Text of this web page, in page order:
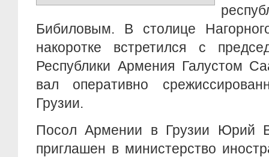
Бибиловым. В столице
накоротке встретился с
Республики Армения Галустом
вал оперативно
Грузии.
Посол Армении в Грузии Юрий
приглашен в министерство